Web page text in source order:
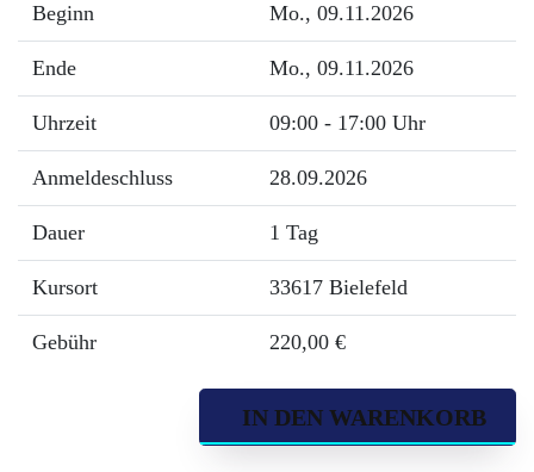
Beginn Mo., 09.11.2026
Ende Mo., 09.11.2026
Uhrzeit 09:00 - 17:00 Uhr
Anmeldeschluss 28.09.2026
Dauer 1 Tag
Kursort 33617 Bielefeld
Gebühr 220,00 €
IN DEN WARENKORB